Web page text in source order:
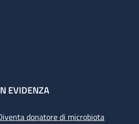
EVIDENZA
donatore di microbiota